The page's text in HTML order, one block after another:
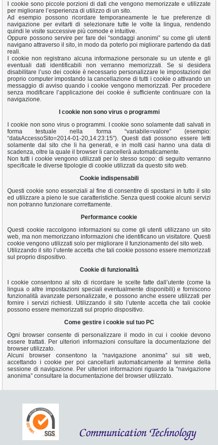
I cookie sono piccole porzioni di dati che vengono memorizzate e utilizzate
per migliorare l’esperienza di utilizzo di un sito.
Ad esempio possono ricordare temporaneamente le tue preferenze di
navigazione per evitarti di selezionare tutte le volte la lingua, rendendo
quindi le visite successive più comode e intuitive.
Oppure possono servire per fare dei “sondaggi anonimi” su come gli utenti
navigano attraverso il sito, in modo da poterlo poi migliorare partendo da dati
reali.
I cookie non registrano alcuna informazione personale su un utente e gli
eventuali dati identificabili non verranno memorizzati. Se si desidera
disabilitare l’uso dei cookie è necessario personalizzare le impostazioni del
proprio computer impostando la cancellazione di tutti i cookie o attivando un
messaggio di avviso quando i cookie vengono memorizzati. Per procedere
senza modificare l’applicazione dei cookie è sufficiente continuare con la
navigazione.
I cookie non sono virus o programmi
I cookie non sono virus o programmi. I cookie sono solamente dati salvati in
forma testuale nella forma “variabile=valore” (esempio:
“dataAccessoSito=2014-01-20,14:23:15″). Questi dati possono essere letti
solamente dal sito che li ha generati, e in molti casi hanno una data di
scadenza, oltre la quale il browser li cancellerà automaticamente.
Non tutti i cookie vengono utilizzati per lo stesso scopo: di seguito verranno
specificate le diverse tipologie di cookie utilizzati da questo sito web.
Cookie indispensabili
Questi cookie sono essenziali al fine di consentire di spostarsi in tutto il sito
ed utilizzare a pieno le sue caratteristiche. Senza questi cookie alcuni servizi
non potranno funzionare correttamente.
Performance cookie
Questi cookie raccolgono informazioni su come gli utenti utilizzano un sito
web, ma non memorizzano informazioni che identificano un visitatore. Questi
cookie vengono utilizzati solo per migliorare il funzionamento del sito web.
Utilizzando il sito l’utente accetta che tali cookie possono essere memorizzati
sul proprio dispositivo.
Cookie di funzionalità
I cookie consentono al sito di ricordare le scelte fatte dall’utente (come la
lingua o altre impostazioni speciali eventualmente disponibili) e forniscono
funzionalità avanzate personalizzate, e possono anche essere utilizzati per
fornire i servizi richiesti. Utilizzando il sito l’utente accetta che tali cookie
possono essere memorizzati sul proprio dispositivo.
Come gestire i cookie sul tuo PC
Ogni browser consente di personalizzare il modo in cui i cookie devono
essere trattati. Per ulteriori informazioni consultare la documentazione del
browser utilizzato.
Alcuni browser consentono la “navigazione anonima” sui siti web,
accettando i cookie per poi cancellarli automaticamente al termine della
sessione di navigazione. Per ulteriori informazioni riguardo la “navigazione
anonima” consultare la documentazione del browser utilizzato.